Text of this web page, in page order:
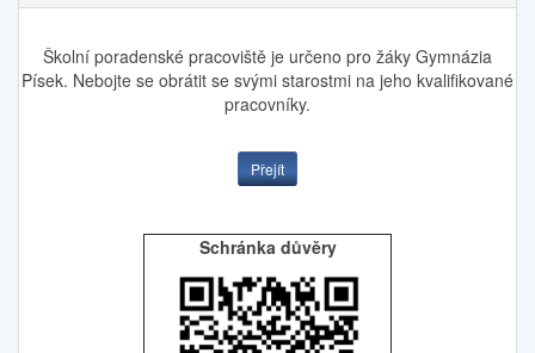
Školní poradenské pracoviště je určeno pro žáky Gymnázia
Písek. Nebojte se obrátit se svými starostmi na jeho kvalifikované
pracovníky.
Přejít
Schránka důvěry